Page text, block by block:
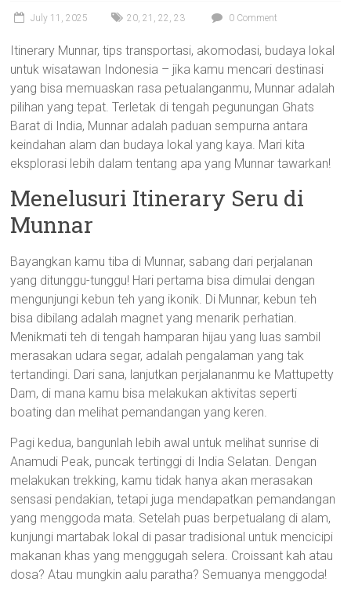
July 11, 2025 20,21 ,22 ,23 0 Comment
Itinerary Munnar, tips transportasi, akomodasi, budaya lokal
untuk wisatawan Indonesia – jika kamu mencari destinasi
yang bisa memuaskan rasa petualanganmu, Munnar adalah
pilihan yang tepat. Terletak di tengah pegunungan Ghats
Barat di India, Munnar adalah paduan sempurna antara
keindahan alam dan budaya lokal yang kaya. Mari kita
eksplorasi lebih dalam tentang apa yang Munnar tawarkan!
Menelusuri Itinerary Seru di
Munnar
Bayangkan kamu tiba di Munnar, sabang dari perjalanan
yang ditunggu-tunggu! Hari pertama bisa dimulai dengan
mengunjungi kebun teh yang ikonik. Di Munnar, kebun teh
bisa dibilang adalah magnet yang menarik perhatian.
Menikmati teh di tengah hamparan hijau yang luas sambil
merasakan udara segar, adalah pengalaman yang tak
tertandingi. Dari sana, lanjutkan perjalananmu ke Mattupetty
Dam, di mana kamu bisa melakukan aktivitas seperti
boating dan melihat pemandangan yang keren.
Pagi kedua, bangunlah lebih awal untuk melihat sunrise di
Anamudi Peak, puncak tertinggi di India Selatan. Dengan
melakukan trekking, kamu tidak hanya akan merasakan
sensasi pendakian, tetapi juga mendapatkan pemandangan
yang menggoda mata. Setelah puas berpetualang di alam,
kunjungi martabak lokal di pasar tradisional untuk mencicipi
makanan khas yang menggugah selera. Croissant kah atau
dosa? Atau mungkin aalu paratha? Semuanya menggoda!